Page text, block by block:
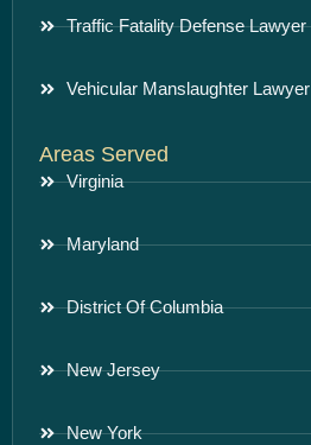
Traffic Fatality Defense Lawyer
Vehicular Manslaughter Lawyer
Areas Served
Virginia
Maryland
District Of Columbia
New Jersey
New York